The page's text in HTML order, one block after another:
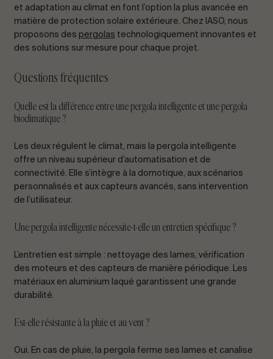
et adaptation au climat en font l’option la plus avancée en
matière de protection solaire extérieure. Chez IASO, nous
proposons des pergolas technologiquement innovantes et
des solutions sur mesure pour chaque projet.
Questions fréquentes
Quelle est la différence entre une pergola intelligente et une pergola
bioclimatique ?
Les deux régulent le climat, mais la pergola intelligente
offre un niveau supérieur d’automatisation et de
connectivité. Elle s’intègre à la domotique, aux scénarios
personnalisés et aux capteurs avancés, sans intervention
de l’utilisateur.
Une pergola intelligente nécessite-t-elle un entretien spécifique ?
L’entretien est simple : nettoyage des lames, vérification
des moteurs et des capteurs de manière périodique. Les
matériaux en aluminium laqué garantissent une grande
durabilité.
Est-elle résistante à la pluie et au vent ?
Oui. En cas de pluie, la pergola ferme ses lames et canalise